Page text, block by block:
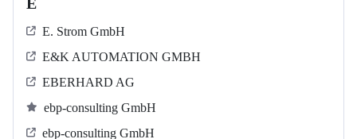
E. Strom GmbH
E&K AUTOMATION GMBH
EBERHARD AG
ebp-consulting GmbH
ebp-consulting GmbH